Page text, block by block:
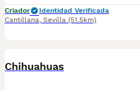
Criador
Identidad Verificada
Cantillana, Sevilla (51.5km)
Chihuahuas